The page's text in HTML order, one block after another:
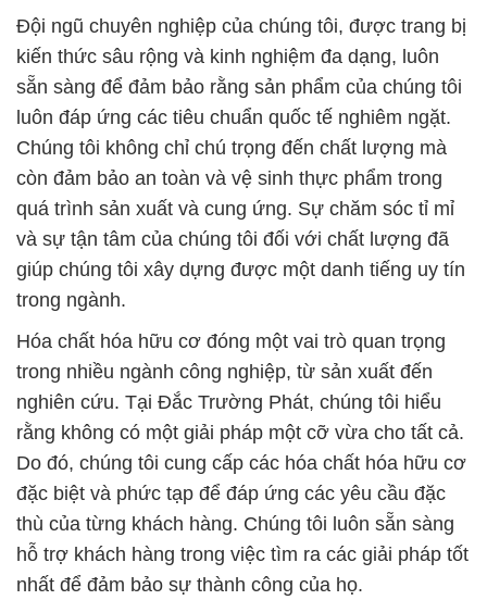
Đội ngũ chuyên nghiệp của chúng tôi, được trang bị
kiến thức sâu rộng và kinh nghiệm đa dạng, luôn
sẵn sàng để đảm bảo rằng sản phẩm của chúng tôi
luôn đáp ứng các tiêu chuẩn quốc tế nghiêm ngặt.
Chúng tôi không chỉ chú trọng đến chất lượng mà
còn đảm bảo an toàn và vệ sinh thực phẩm trong
quá trình sản xuất và cung ứng. Sự chăm sóc tỉ mỉ
và sự tận tâm của chúng tôi đối với chất lượng đã
giúp chúng tôi xây dựng được một danh tiếng uy tín
trong ngành.
Hóa chất hóa hữu cơ đóng một vai trò quan trọng
trong nhiều ngành công nghiệp, từ sản xuất đến
nghiên cứu. Tại Đắc Trường Phát, chúng tôi hiểu
rằng không có một giải pháp một cỡ vừa cho tất cả.
Do đó, chúng tôi cung cấp các hóa chất hóa hữu cơ
đặc biệt và phức tạp để đáp ứng các yêu cầu đặc
thù của từng khách hàng. Chúng tôi luôn sẵn sàng
hỗ trợ khách hàng trong việc tìm ra các giải pháp tốt
nhất để đảm bảo sự thành công của họ.